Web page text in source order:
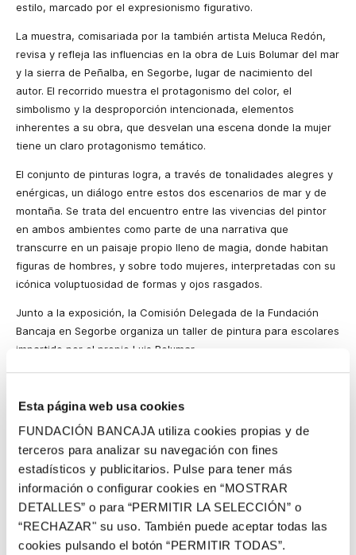
Esta página web usa cookies
FUNDACIÓN BANCAJA utiliza cookies propias y de
terceros para analizar su navegación con fines
estadísticos y publicitarios. Pulse para tener más
información o configurar cookies en “MOSTRAR
DETALLES” o para “PERMITIR LA SELECCIÓN” o
“RECHAZAR" su uso. También puede aceptar todas las
cookies pulsando el botón “PERMITIR TODAS”.
estilo, marcado por el expresionismo figurativo.
La muestra, comisariada por la también artista Meluca Redón,
revisa y refleja las influencias en la obra de Luis Bolumar del mar
y la sierra de Peñalba, en Segorbe, lugar de nacimiento del
autor. El recorrido muestra el protagonismo del color, el
simbolismo y la desproporción intencionada, elementos
inherentes a su obra, que desvelan una escena donde la mujer
tiene un claro protagonismo temático.
El conjunto de pinturas logra, a través de tonalidades alegres y
enérgicas, un diálogo entre estos dos escenarios de mar y de
montaña. Se trata del encuentro entre las vivencias del pintor
en ambos ambientes como parte de una narrativa que
transcurre en un paisaje propio lleno de magia, donde habitan
figuras de hombres, y sobre todo mujeres, interpretadas con su
icónica voluptuosidad de formas y ojos rasgados.
Junto a la exposición, la Comisión Delegada de la Fundación
Bancaja en Segorbe organiza un taller de pintura para escolares
impartido por el propio Luis Bolumar.
incluidos) de 12:00 a 13:30 horas y de 17:30 a 20:30 horas.
Luis Bolumar Santamaría (Peñalba, 1951) es uno de los artistas
fundamentales para comprender el arte contemporáneo
valenciano y, de forma más concreta, el castellonense. Aunque
nace y crece en Peñalba (Segorbe), pronto se traslada a
Castellón y es allí, desde 1967, donde se forma en distintas